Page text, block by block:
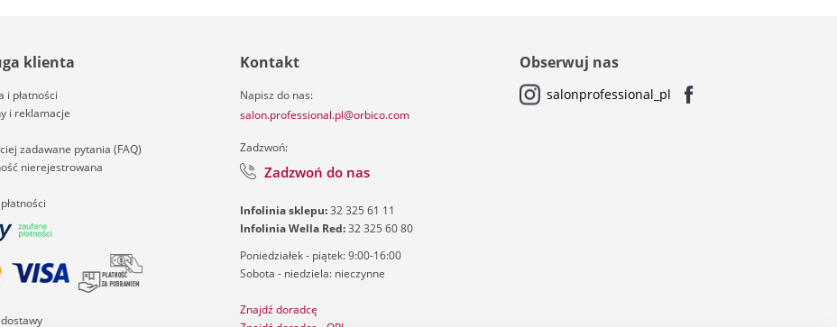
klienta
i płatności
i reklamacje
zadawane pytania (FAQ)
nierejestrowana
Kontakt
Napisz do nas:
salon.professional.pl@orbico.com
Zadzwoń:
Zadzwoń do nas
Infolinia sklepu:32 325 61 11
Infolinia Wella Red:32 325 60 80
Poniedziałek - piątek: 9:00-16:00
Sobota - niedziela: nieczynne
Znajdź doradcę
Obserwuj nas
salonprofessional_pl